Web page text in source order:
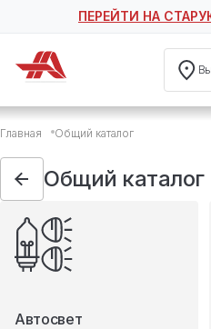
ПЕРЕЙТИ НА
Общий каталог
Автосвет
Автотовары
Запчасти
Масла и технические
Мототовары
Туризм
Главная Общий каталог
Общий каталог
Автосвет